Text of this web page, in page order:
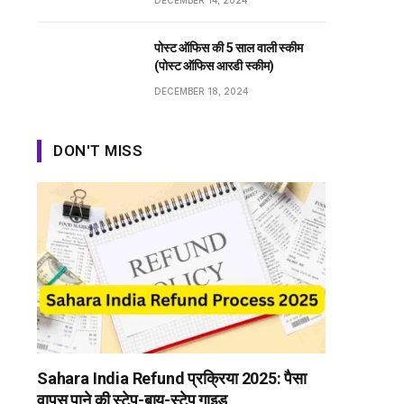
पोस्ट ऑफिस की 5 साल वाली स्कीम
(पोस्ट ऑफिस आरडी स्कीम)
DECEMBER 18, 2024
DON'T MISS
Sahara India Refund प्रक्रिया 2025: पैसा